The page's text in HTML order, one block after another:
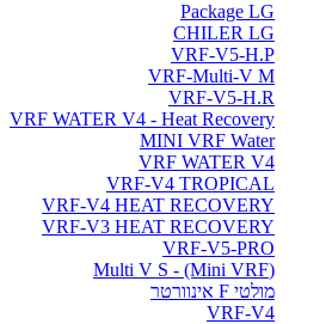
Package LG
CHILER LG
VRF-V5-H.P
VRF-Multi-V M
VRF-V5-H.R
VRF WATER V4 - Heat Recovery
MINI VRF Water
VRF WATER V4
VRF-V4 TROPICAL
VRF-V4 HEAT RECOVERY
VRF-V3 HEAT RECOVERY
VRF-V5-PRO
(Multi V S - (Mini VRF
מולטי F אינוורטר
VRF-V4